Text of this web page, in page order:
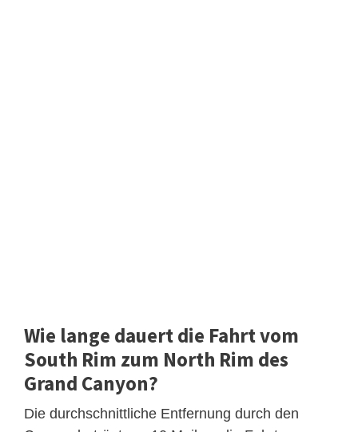
Wie lange dauert die Fahrt vom
South Rim zum North Rim des
Grand Canyon?
Die durchschnittliche Entfernung durch den